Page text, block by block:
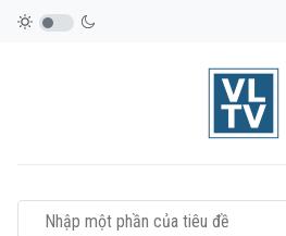
Nhập một phần của tiêu đề